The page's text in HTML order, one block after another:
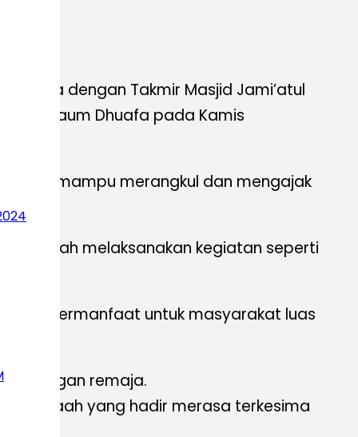
sama dengan Takmir Masjid Jami’atul
Kaum Dhuafa pada Kamis
ini mampu merangkul dan mengajak
telah melaksanakan kegiatan seperti
lebih bermanfaat untuk masyarakat luas
kalangan remaja.
jemaah yang hadir merasa terkesima